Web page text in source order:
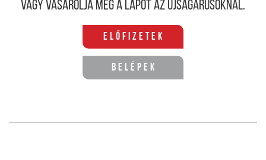
Vagy vásárolja meg a lapot az újságárusoknál.
Előfizetek
Belépek